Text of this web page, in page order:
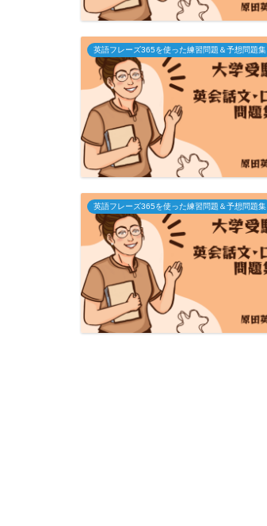
英語フレーズ365を使った練習問題＆予想問題集
英語フレーズ365を使った練習問題＆予想問題集